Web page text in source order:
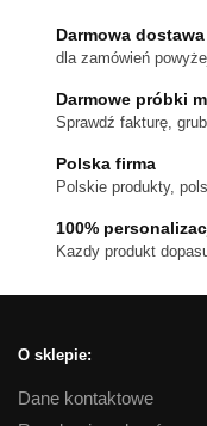
Darmowa dostawa
dla zamówień
Darmowe próbki
Sprawdź fakturę,
Polska firma
Polskie produkty,
100%
Kazdy produkt
O sklepie:
Dane kontaktowe